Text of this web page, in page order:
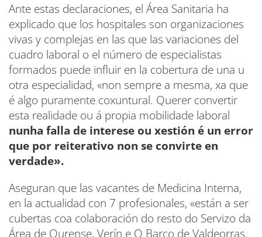
Ante estas declaraciones, el Área Sanitaria ha
explicado que los hospitales son organizaciones
vivas y complejas en las que las variaciones del
cuadro laboral o el número de especialistas
formados puede influir en la cobertura de una u
otra especialidad, «non sempre a mesma, xa que
é algo puramente coxuntural. Querer convertir
esta realidade ou á propia mobilidade laboral
nunha falla de interese ou xestión é un error
que por reiterativo non se convirte en
verdade».
Aseguran que las vacantes de Medicina Interna,
en la actualidad con 7 profesionales, «están a ser
cubertas coa colaboración do resto do Servizo da
Área de Ourense, Verín e O Barco de Valdeorras,